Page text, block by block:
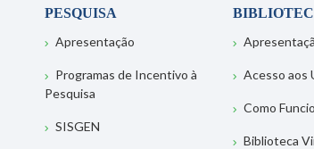
PESQUISA
Apresentação
Programas de Incentivo à
Pesquisa
SISGEN
Acesso aos
Como
Biblioteca